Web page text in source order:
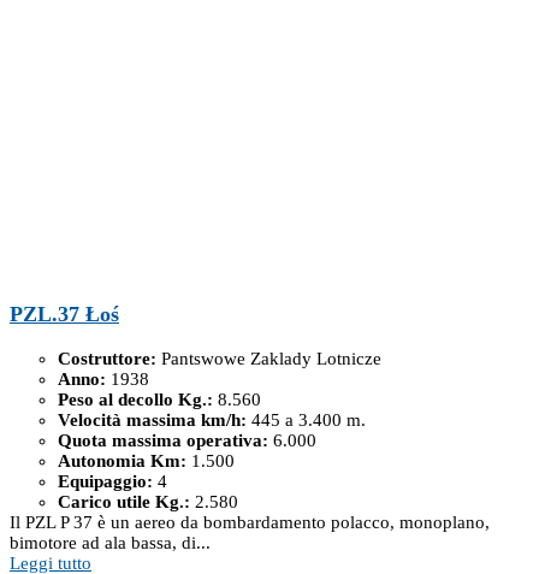
PZL.37 Łoś
Costruttore: Pantswowe Zaklady Lotnicze
Anno: 1938
Peso al decollo Kg.: 8.560
Velocità massima km/h: 445 a 3.400 m.
Quota massima operativa: 6.000
Autonomia Km: 1.500
Equipaggio: 4
Carico utile Kg.: 2.580
Il PZL P 37 è un aereo da bombardamento polacco, monoplano,
bimotore ad ala bassa, di...
Leggi tutto